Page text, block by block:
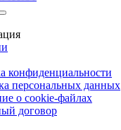
конфиденциальности
персональных данных
о cookie-файлах
договор